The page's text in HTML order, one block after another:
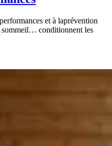
et à laprévention
sommeil… conditionnent les